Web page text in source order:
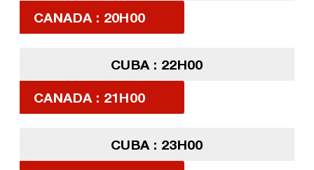
CANADA : 20H00
CUBA : 22H00
CANADA : 21H00
CUBA : 23H00